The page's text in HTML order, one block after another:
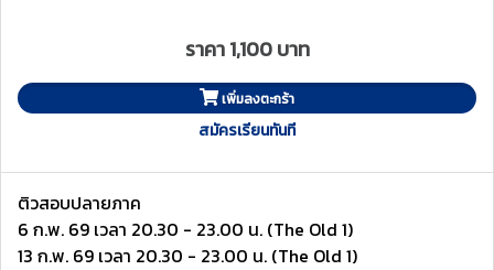
ราคา 1,100 บาท
เพิ่มลงตะกร้า
สมัครเรียนทันที
ติวสอบปลายภาค
6 ก.พ. 69 เวลา 20.30 - 23.00 น. (The Old 1)
13 ก.พ. 69 เวลา 20.30 - 23.00 น. (The Old 1)